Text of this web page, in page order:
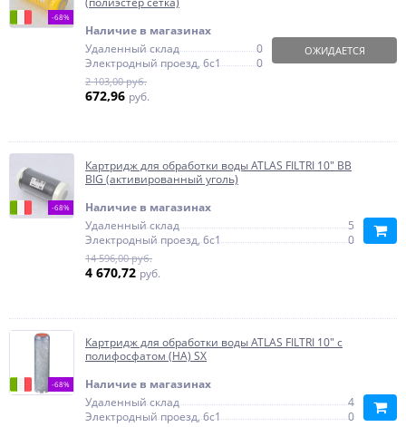
-68%
Наличие в магазинах
Удаленный склад
0
Электродный проезд, 6с1
0
2 103,00 руб.
672,96 руб.
ОЖИДАЕТСЯ
-68%
Картридж для обработки воды ATLAS FILTRI 10" BB
BIG (активированный уголь)
Наличие в магазинах
Удаленный склад
5
Электродный проезд, 6с1
0
14 596,00 руб.
4 670,72 руб.
-68%
Картридж для обработки воды ATLAS FILTRI 10" с
полифосфатом (HA) SX
Наличие в магазинах
Удаленный склад
4
Электродный проезд, 6с1
0